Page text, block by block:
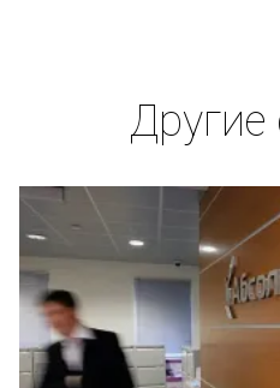
Другие